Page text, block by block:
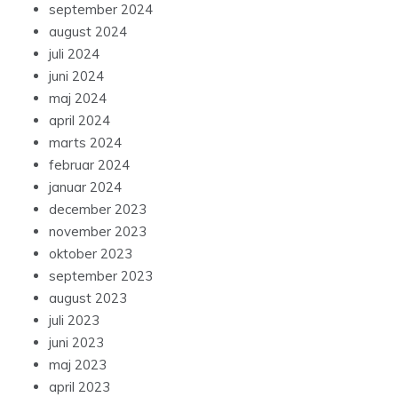
september 2024
august 2024
juli 2024
juni 2024
maj 2024
april 2024
marts 2024
februar 2024
januar 2024
december 2023
november 2023
oktober 2023
september 2023
august 2023
juli 2023
juni 2023
maj 2023
april 2023